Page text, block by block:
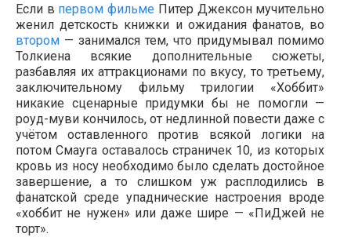
Если в первом фильме Питер Джексон мучительно
женил детскость книжки и ожидания фанатов, во
втором — занимался тем, что придумывал помимо
Толкиена всякие дополнительные сюжеты,
разбавляя их аттракционами по вкусу, то третьему,
заключительному фильму трилогии «Хоббит»
никакие сценарные придумки бы не помогли —
роуд-муви кончилось, от недлинной повести даже с
учётом оставленного против всякой логики на
потом Смауга оставалось страничек 10, из которых
кровь из носу необходимо было сделать достойное
завершение, а то слишком уж расплодились в
фанатской среде упаднические настроения вроде
«хоббит не нужен» или даже шире — «ПиДжей не
торт».